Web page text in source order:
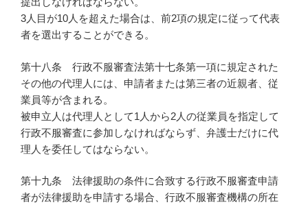
3人目が10人を超えた場合は、前2項の規定に従って代表
者を選出することができる。
第十八条 行政不服審査法第十七条第一項に規定された
その他の代理人には、申請者または第三者の近親者、従
業員等が含まれる。
被申立人は代理人として1人から2人の従業員を指定して
行政不服審査に参加しなければならず、弁護士だけに代
理人を委任してはならない。
第十九条 法律援助の条件に合致する行政不服審査申請
者が法律援助を申請する場合、行政不服審査機構の所在